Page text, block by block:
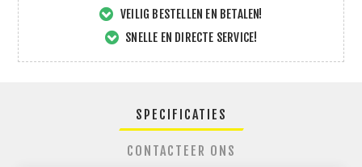
VEILIG BESTELLEN EN BETALEN!
SNELLE EN DIRECTE SERVICE!
SPECIFICATIES
CONTACTEER ONS